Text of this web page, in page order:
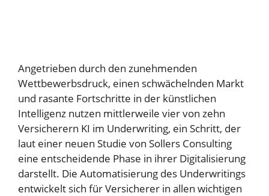
Angetrieben durch den zunehmenden
Wettbewerbsdruck, einen schwächelnden Markt
und rasante Fortschritte in der künstlichen
Intelligenz nutzen mittlerweile vier von zehn
Versicherern KI im Underwriting, ein Schritt, der
laut einer neuen Studie von Sollers Consulting
eine entscheidende Phase in ihrer Digitalisierung
darstellt. Die Automatisierung des Underwritings
entwickelt sich für Versicherer in allen wichtigen